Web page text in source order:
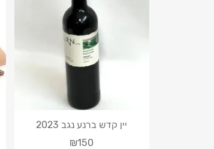
יין קדש ברנע נגב 2023
₪150